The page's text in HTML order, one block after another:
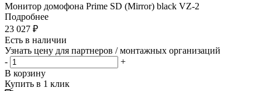
Монитор домофона Prime SD (Mirror) black VZ-2
Подробнее
23 027 ₽
Есть в наличии
Узнать цену для партнеров / монтажных организаций
-
+
В корзину
Купить в 1 клик